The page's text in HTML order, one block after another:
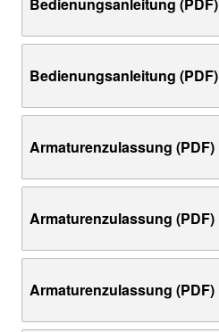
Bedienungsanleitung (PDF)
Bedienungsanleitung (PDF)
Armaturenzulassung (PDF)
Armaturenzulassung (PDF)
Armaturenzulassung (PDF)